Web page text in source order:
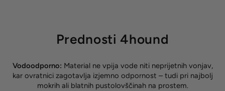
Prednosti 4hound
Vodoodporno: Material ne vpija vode niti neprijetnih vonjav,
kar ovratnici zagotavlja izjemno odpornost – tudi pri najbolj
mokrih ali blatnih pustolovščinah na prostem.